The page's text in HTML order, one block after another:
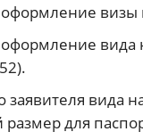
визы
вида
заявителя вида
размер для